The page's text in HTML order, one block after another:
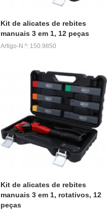
Kit de alicates de rebites
manuais 3 em 1, 12 peças
Artigo-N.º: 150.9850
Kit de alicates de rebites
manuais 3 em 1, rotativos, 12
peças